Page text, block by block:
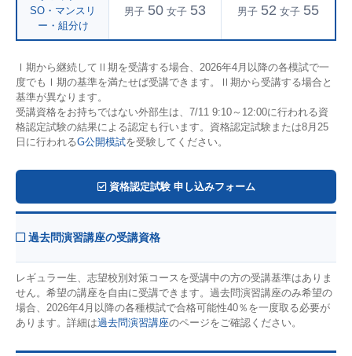
SO・マンスリ
ー・組分け
男子 50 女子 53 男子 52 女子 55
Ⅰ期から継続してⅡ期を受講する場合、2026年4月以降の各模試で一
度でもⅠ期の基準を満たせば受講できます。Ⅱ期から受講する場合と
基準が異なります。
受講資格をお持ちではない外部生は、7/11 9:10～12:00に行われる資
格認定試験の結果による認定も行います。資格認定試験または8月25
日に行われるG公開模試を受験してください。
資格認定試験 申し込みフォーム
過去問演習講座の受講資格
レギュラー生、志望校別対策コースを受講中の方の受講基準はありま
せん。希望の講座を自由に受講できます。過去問演習講座のみ希望の
場合、2026年4月以降の各種模試で合格可能性40％を一度取る必要が
あります。詳細は過去問演習講座のページをご確認ください。